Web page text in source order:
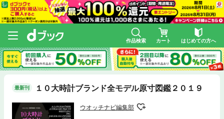
作品検索 カート はじめての方へ
最新刊 １０大時計ブランド全モデル原寸図鑑２０１９
ウオッチナビ編集部